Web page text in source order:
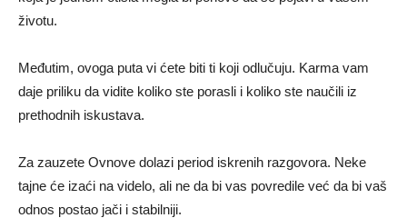
životu.
Međutim, ovoga puta vi ćete biti ti koji odlučuju. Karma vam
daje priliku da vidite koliko ste porasli i koliko ste naučili iz
prethodnih iskustava.
Za zauzete Ovnove dolazi period iskrenih razgovora. Neke
tajne će izaći na videlo, ali ne da bi vas povredile već da bi vaš
odnos postao jači i stabilniji.